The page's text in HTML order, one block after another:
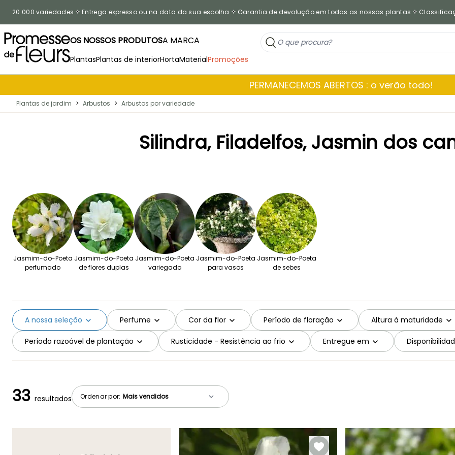
20 000 variedades Entrega expresso ou na data da sua escolha Garantia de devolução em todas as nossas plantas
OS NOSSOS PRODUTOSA MARCA
PlantasPlantas de interiorHortaMaterialPromoções
PERMANECEMOS ABERTOS : o verão todo!
Plantas de jardim > Arbustos > Arbustos por variedade
Silindra, Filadelfos, Jasmin dos
Jasmim-do-Poeta
perfumado
Jasmim-do-Poeta
de flores duplas
Jasmim-do-Poeta
variegado
Jasmim-do-Poeta
para vasos
Jasmim-do-Poeta
de sebes
Perfume Cor da flor Período de floração Altura à maturidade
Período razoável de plantação Rusticidade - Resistência ao frio Entregue em
A nossa seleção
Ordenar por:
33 resultados